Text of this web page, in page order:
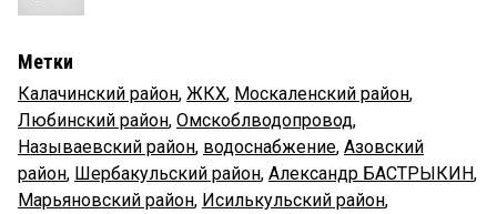
Метки
Калачинский район, ЖКХ, Москаленский район,
Любинский район, Омскоблводопровод,
Называевский район, водоснабжение, Азовский
район, Шербакульский район, Александр БАСТРЫКИН,
Марьяновский район, Исилькульский район,